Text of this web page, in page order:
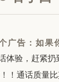
广告：如果
体验，赶紧
！通话质量